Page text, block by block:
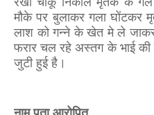
मौके पर बुलाकर गला घोंटकर
लाश को गन्ने के खेत मे ले
फरार चल रहे अस्तग के भाई की
जुटी हुई है।